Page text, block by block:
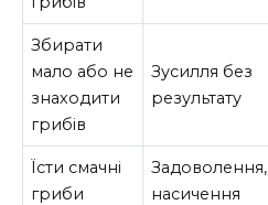
Збирати
мало або не
знаходити
грибів
Зусилля без
результату
Їсти смачні
гриби
Задоволення,
насичення